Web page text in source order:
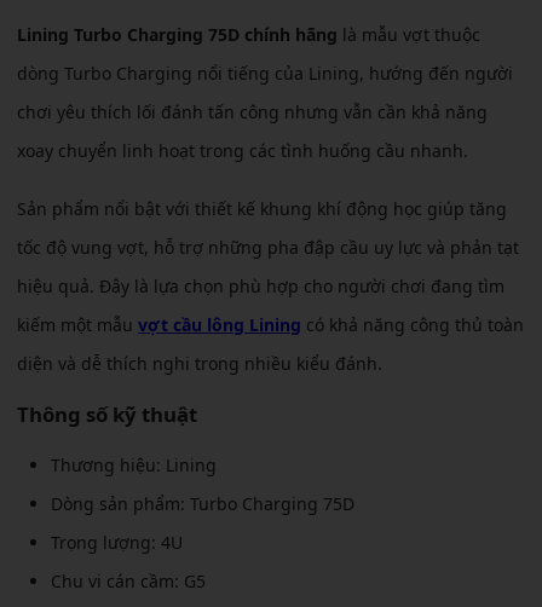
Lining Turbo Charging 75D chính hãng là mẫu vợt thuộc
dòng Turbo Charging nổi tiếng của Lining, hướng đến người
chơi yêu thích lối đánh tấn công nhưng vẫn cần khả năng
xoay chuyển linh hoạt trong các tình huống cầu nhanh.
Sản phẩm nổi bật với thiết kế khung khí động học giúp tăng
tốc độ vung vợt, hỗ trợ những pha đập cầu uy lực và phản tạt
hiệu quả. Đây là lựa chọn phù hợp cho người chơi đang tìm
kiếm một mẫu vợt cầu lông Lining có khả năng công thủ toàn
diện và dễ thích nghi trong nhiều kiểu đánh.
Thông số kỹ thuật
Thương hiệu: Lining
Dòng sản phẩm: Turbo Charging 75D
Trọng lượng: 4U
Chu vi cán cầm: G5